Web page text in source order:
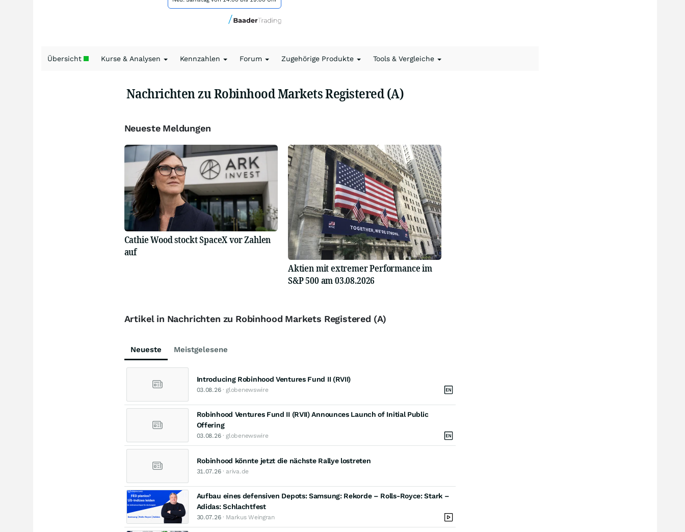
Übersicht Kurse & Analysen Kennzahlen Forum Zugehörige Produkte Tools & Vergleiche
Nachrichten zu Robinhood Markets Registered (A)
Neueste Meldungen
Cathie Wood stockt SpaceX vor Zahlen
auf
Aktien mit extremer Performance im
S&P 500 am 03.08.2026
Artikel in Nachrichten zu Robinhood Markets Registered (A)
Neueste Meistgelesene
Introducing Robinhood Ventures Fund II (RVII)
03.08.26· globenewswire
Robinhood Ventures Fund II (RVII) Announces Launch of Initial Public
Offering
03.08.26· globenewswire
Robinhood könnte jetzt die nächste Rallye lostreten
31.07.26· ariva.de
Aufbau eines defensiven Depots: Samsung: Rekorde – Rolls-Royce: Stark –
Adidas: Schlachtfest
30.07.26· Markus Weingran